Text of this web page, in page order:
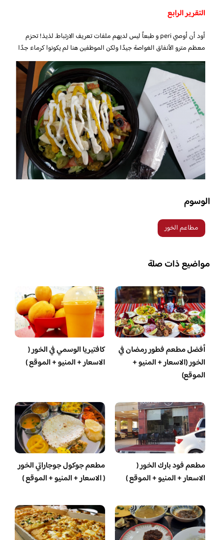
التقرير الرابع
أود أن أوصي peri و طبعاً ليس لديهم ملفات تعريف الارتباط. لذيذ! تحزم
معظم مترو الأنفاق الغواصة جيدًا ولكن الموظفين هنا لم يكونوا كرماء جدًا
الوسوم
مطاعم الخور
مواضيع ذات صلة
أفضل مطعم فطور رمضان في
الخور (الاسعار + المنيو +
الموقع)
كافتيريا الوسمي في الخور (
الاسعار + المنيو + الموقع )
مطعم فود بارك الخور (
الاسعار + المنيو + الموقع )
مطعم جوكول جوجاراتي الخور
( الاسعار + المنيو + الموقع )